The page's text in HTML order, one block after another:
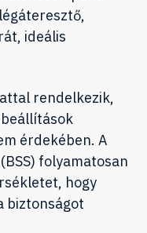
ideális
rendelkezik,
érdekében. A
folyamatosan
hogy
biztonságot